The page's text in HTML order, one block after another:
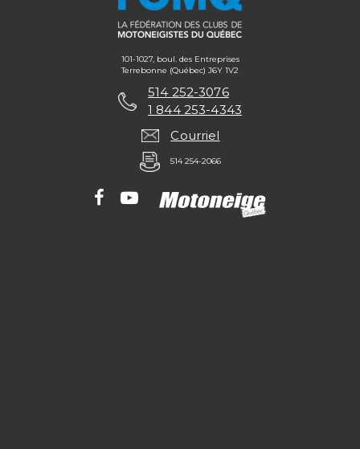
101-1027, boul. des Entreprises
Terrebonne (Québec) J6Y 1V2
514 252-3076
1 844 253-4343
Courriel
514 254-2066